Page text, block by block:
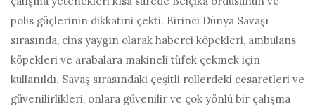
polis güçlerinin dikkatini çekti. Birinci Dünya Savaşı
sırasında, cins yaygın olarak haberci köpekleri, ambulans
köpekleri ve arabalara makineli tüfek çekmek için
kullanıldı. Savaş sırasındaki çeşitli rollerdeki cesaretleri ve
güvenilirlikleri, onlara güvenilir ve çok yönlü bir çalışma